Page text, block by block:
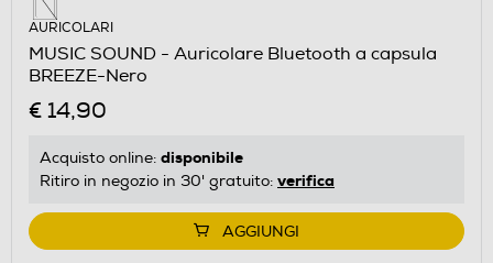
AURICOLARI
MUSIC SOUND - Auricolare Bluetooth a capsula
BREEZE-Nero
€ 14,90
Acquisto online: disponibile
Ritiro in negozio in 30' gratuito: verifica
AGGIUNGI